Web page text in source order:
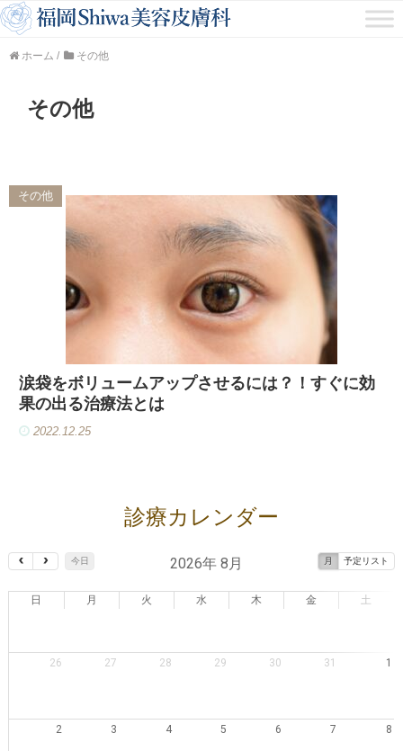
ホーム / その他
その他
その他
涙袋をボリュームアップさせるには？！すぐに効
果の出る治療法とは
2022.12.25
診療カレンダー
今日 月 予定リスト
2026年 8月
日 月 火 水 木 金 土
26 27 28 29 30 31 1
2 3 4 5 6 7 8